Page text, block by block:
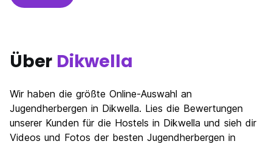
Über Dikwella
Wir haben die größte Online-Auswahl an
Jugendherbergen in Dikwella. Lies die Bewertungen
unserer Kunden für die Hostels in Dikwella und sieh dir
Videos und Fotos der besten Jugendherbergen in